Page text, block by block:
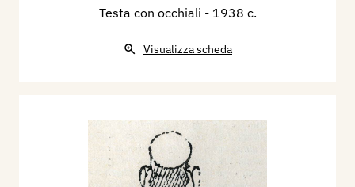
Testa con occhiali - 1938 c.
Visualizza scheda